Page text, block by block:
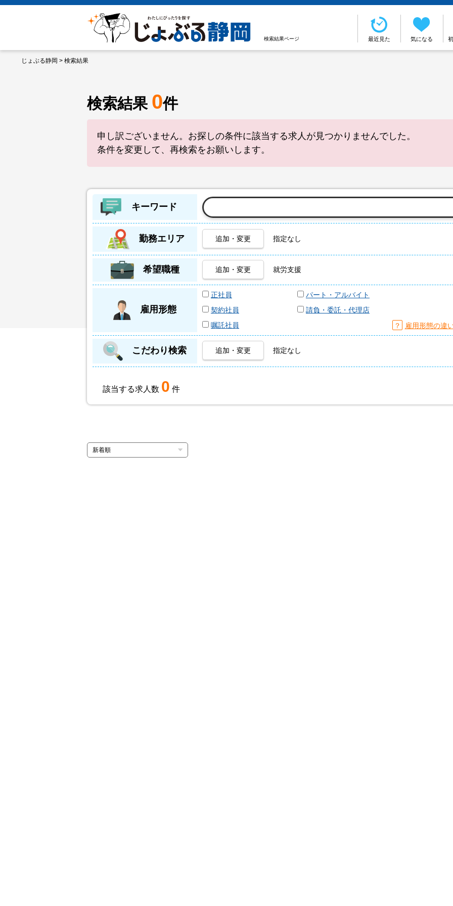
検索結果ページ 最近見た 気になる
じょぶる静岡 > 検索結果
検索結果 0件
申し訳ございません。お探しの条件に該当する求人が見つかりませんでした。
条件を変更して、再検索をお願いします。
キーワード
勤務エリア 追加・変更 指定なし
希望職種 追加・変更 就労支援
雇用形態
正社員
パート・アルバイト
契約社員
請負・委託・代理店
嘱託社員
？ 雇用形態の違
こだわり検索 追加・変更 指定なし
該当する求人数 0 件